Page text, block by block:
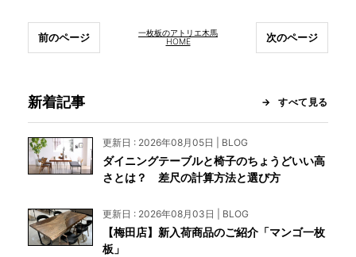
一枚板のアトリエ木馬
HOME
前のページ 次のページ
新着記事 すべて見る
更新日 : 2026年08月05日 | BLOG
ダイニングテーブルと椅子のちょうどいい高
さとは？ 差尺の計算方法と選び方
更新日 : 2026年08月03日 | BLOG
【梅田店】新入荷商品のご紹介「マンゴ一枚
板」